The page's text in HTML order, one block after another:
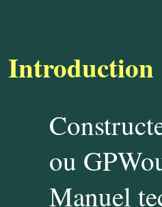
Introduction
ou
Manuel